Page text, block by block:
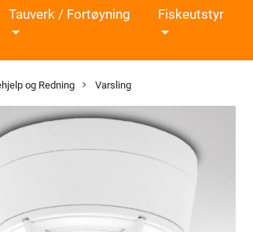
Tauverk / Fortøyning Fiskeutstyr
og Redning Varsling